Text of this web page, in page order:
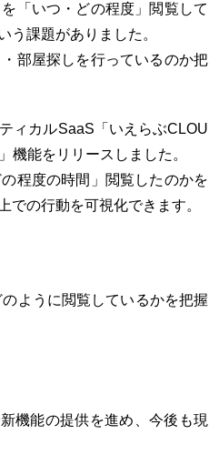
「いつ・どの程度」閲覧して
う課題がありました。
部屋探しを行っているのか把
ィカルSaaS「いえらぶCLOU
機能をリリースしました。
程度の時間」閲覧したのかを
の行動を可視化できます。
ように閲覧しているかを把握
機能の提供を進め、今後も現